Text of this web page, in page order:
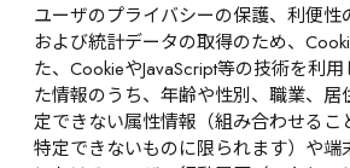
ユーザのプライバシーの保護、利便
および統計データの取得のため、
た、CookieやJavaScript等の技術を利
た情報のうち、年齢や性別、職業、居
定できない属性情報（組み合わせるこ
特定できないものに限られます）や端